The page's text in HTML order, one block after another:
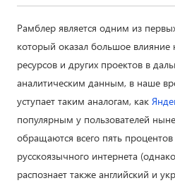
Рамблер является одним из
который оказал большое влияние
ресурсов и других проектов в
аналитическим данным, в наше
уступает таким аналогам, как
популярным у пользователей
обращаются всего пять процентов
русскоязычного интернета
распознает также английский и